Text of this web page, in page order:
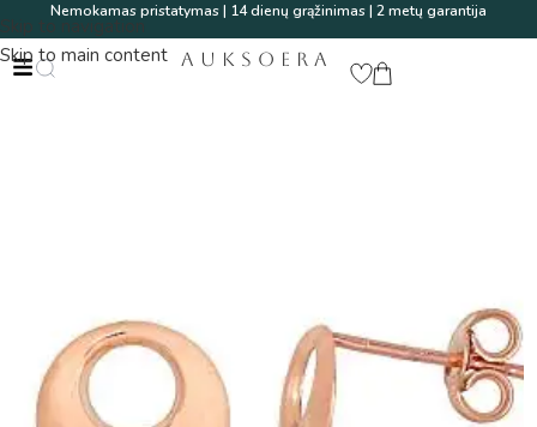
Skip to navigation
Skip to main content
Nemokamas pristatymas | 14 dienų grąžinimas | 2 metų garantija
AUKSOERA